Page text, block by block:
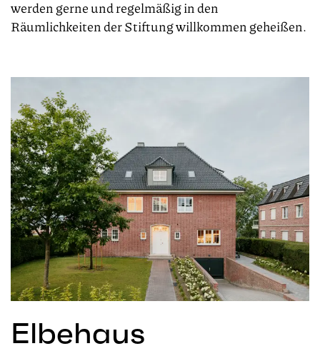
werden gerne und regelmäßig in den
Räumlichkeiten der Stiftung willkommen geheißen.
Elbehaus